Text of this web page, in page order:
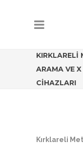
KIRKLARELI
ARAMA VE X
CIHAZLARI
Kırklareli